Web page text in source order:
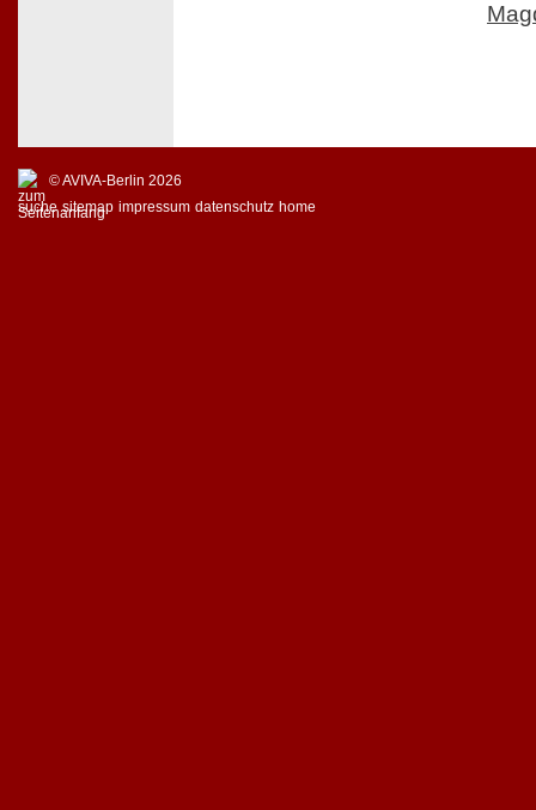
© AVIVA-Berlin 2026
suche sitemap impressum datenschutz home